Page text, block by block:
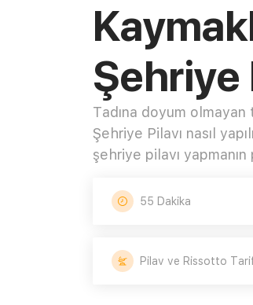
Şehriye
Tadına doyum
Şehriye Pilavı nasıl
şehriye pilavı
55 Dakika
Pilav ve Rissotto